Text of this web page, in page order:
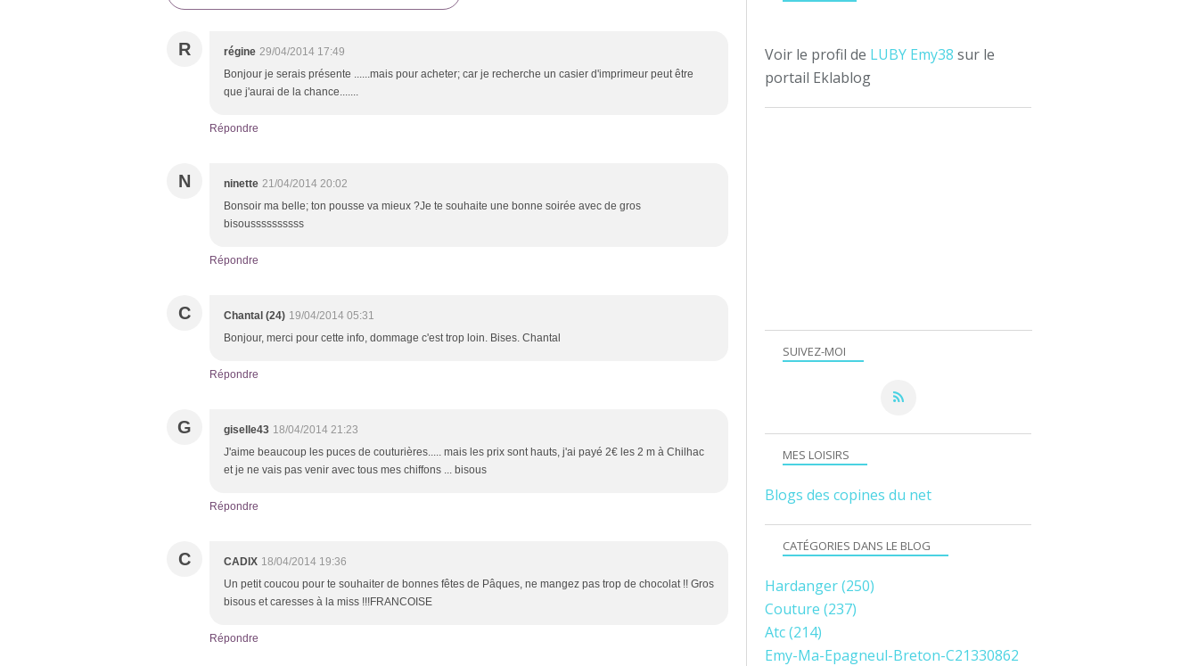
R régine 29/04/2014 17:49
Bonjour je serais présente ......mais pour acheter; car je recherche un casier d'imprimeur peut être
que j'aurai de la chance.......
Répondre
N ninette 21/04/2014 20:02
Bonsoir ma belle; ton pousse va mieux ?Je te souhaite une bonne soirée avec de gros
bisoussssssssss
Répondre
C Chantal (24) 19/04/2014 05:31
Bonjour, merci pour cette info, dommage c'est trop loin. Bises. Chantal
Répondre
G giselle43 18/04/2014 21:23
J'aime beaucoup les puces de couturières..... mais les prix sont hauts, j'ai payé 2€ les 2 m à Chilhac
et je ne vais pas venir avec tous mes chiffons ... bisous
Répondre
C CADIX 18/04/2014 19:36
Un petit coucou pour te souhaiter de bonnes fêtes de Pâques, ne mangez pas trop de chocolat !! Gros
bisous et caresses à la miss !!!FRANCOISE
Répondre
SUIVEZ-MOI
Voir le profil de LUBY Emy38 sur le
portail Eklablog
MES LOISIRS
Blogs des copines du net
CATÉGORIES DANS LE BLOG
Hardanger(250)
Couture (237)
Atc(214)
Emy-Ma-Epagneul-Breton-C21330862